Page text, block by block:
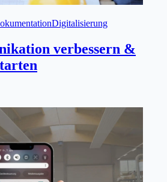
Digitalisierung
verbessern &